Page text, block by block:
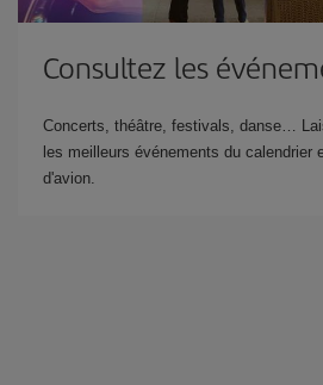
Consultez les
Concerts, théâtre, festivals, danse…
les meilleurs événements du calendrier
d'avion.